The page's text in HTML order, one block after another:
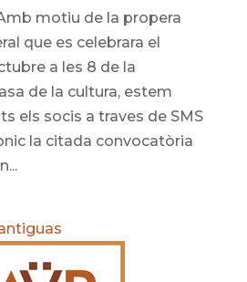
motiu de la propera
que es celebrara el
a les 8 de la
de la cultura, estem
els socis a traves de SMS
la citada convocatòria